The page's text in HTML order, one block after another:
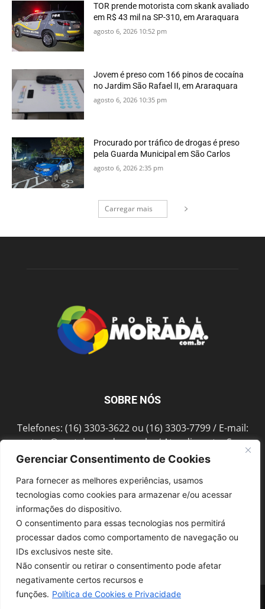
Gerenciar Consentimento de Cookies
Para fornecer as melhores experiências, usamos
tecnologias como cookies para armazenar e/ou acessar
informações do dispositivo.
O consentimento para essas tecnologias nos permitirá
processar dados como comportamento de navegação ou
IDs exclusivos neste site.
Não consentir ou retirar o consentimento pode afetar
negativamente certos recursos e
funções. Política de Cookies e Privacidade
TOR prende motorista com skank avaliado
em R$ 43 mil na SP-310, em Araraquara
agosto 6, 2026 10:52 pm
Jovem é preso com 166 pinos de cocaína
no Jardim São Rafael II, em Araraquara
agosto 6, 2026 10:35 pm
Procurado por tráfico de drogas é preso
pela Guarda Municipal em São Carlos
agosto 6, 2026 2:35 pm
Carregar mais
SOBRE NÓS
Telefones: (16) 3303-3622 ou (16) 3303-7799 / E-mail:
contato@portalmorada.com.br/ Atendimento: Seg a
Sex das 8h às 18h / Endereço: Av. Bento de Abreu, 889
SIGA-NOS
© 1997-2022, GRUPO ROBERTO MONTORO É proibida a reprodução do